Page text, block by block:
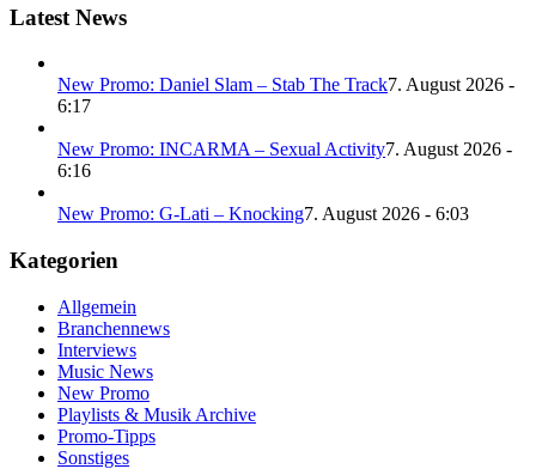
Latest News
New Promo: Daniel Slam – Stab The Track7. August 2026 -
6:17
New Promo: INCARMA – Sexual Activity7. August 2026 -
6:16
New Promo: G-Lati – Knocking7. August 2026 - 6:03
Kategorien
Allgemein
Branchennews
Interviews
Music News
New Promo
Playlists & Musik Archive
Promo-Tipps
Sonstiges